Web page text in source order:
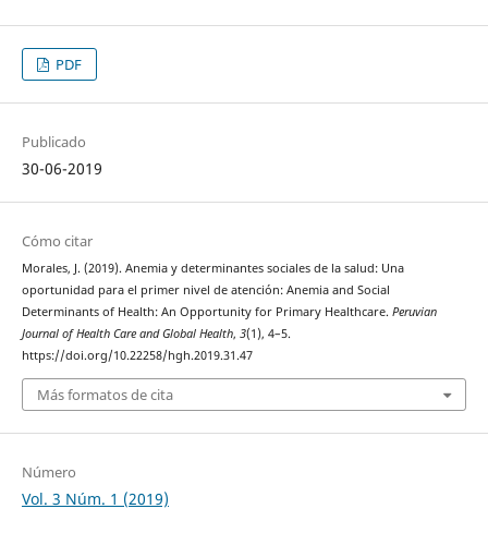
PDF
Publicado
30-06-2019
Cómo citar
Morales, J. (2019). Anemia y determinantes sociales de la salud: Una
oportunidad para el primer nivel de atención: Anemia and Social
Determinants of Health: An Opportunity for Primary Healthcare. Peruvian
Journal of Health Care and Global Health, 3(1), 4–5.
https://doi.org/10.22258/hgh.2019.31.47
Más formatos de cita
Número
Vol. 3 Núm. 1 (2019)